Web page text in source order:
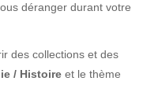
déranger durant votre
des collections et des
/ Histoire et le thème